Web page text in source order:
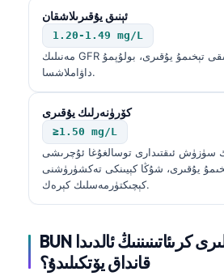
ئېنىق يۇقىرىلاشقان
1.20-1.49 mg/L
مەنىلىك GFR تۆۋەنلىشىنىڭ ئېھتىماللىقى تېخىمۇ يۇقىرى، بولۇپمۇ
داۋاملاشسا.
كۆرۈنەرلىك يۇقىرى
≥1.50 mg/L
سۈزۈش ئىقتىدارى توسالغۇغا ئۇچرىشى
يۇقىرى، شۇڭا كېيىنكى تەكشۈرۈشنى
كېچىكتۈرمەسلىك كېرەك.
BUN ۋە ئۇرىيە ئەندىزىلىرى كرىئاتىنىننىڭ ئالدىدا
قانداق يۆتكىلىدۇ؟